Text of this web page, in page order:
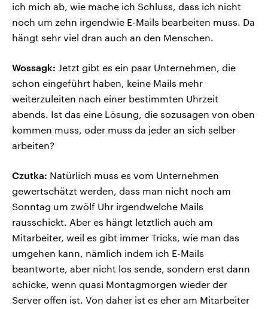
ich mich ab, wie mache ich Schluss, dass ich nicht
noch um zehn irgendwie E-Mails bearbeiten muss. Da
hängt sehr viel dran auch an den Menschen.
Wossagk: Jetzt gibt es ein paar Unternehmen, die
schon eingeführt haben, keine Mails mehr
weiterzuleiten nach einer bestimmten Uhrzeit
abends. Ist das eine Lösung, die sozusagen von oben
kommen muss, oder muss da jeder an sich selber
arbeiten?
Czutka: Natürlich muss es vom Unternehmen
gewertschätzt werden, dass man nicht noch am
Sonntag um zwölf Uhr irgendwelche Mails
rausschickt. Aber es hängt letztlich auch am
Mitarbeiter, weil es gibt immer Tricks, wie man das
umgehen kann, nämlich indem ich E-Mails
beantworte, aber nicht los sende, sondern erst dann
schicke, wenn quasi Montagmorgen wieder der
Server offen ist. Von daher ist es eher am Mitarbeiter